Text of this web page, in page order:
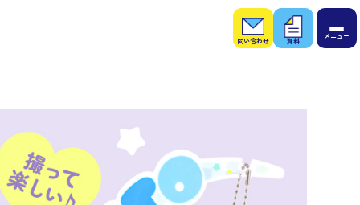
お問
い合
わせ
お役
立ち
資料